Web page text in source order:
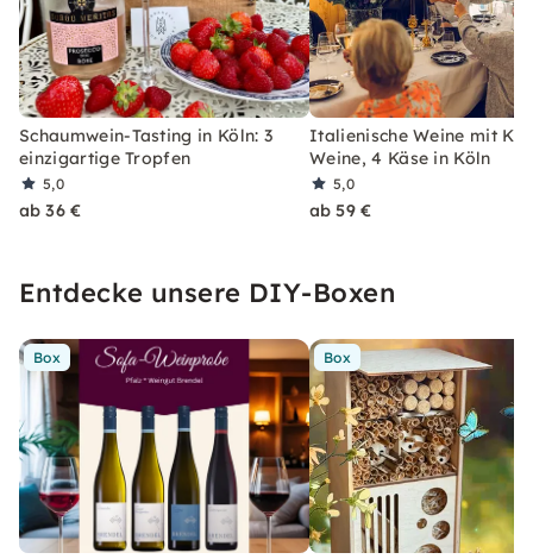
Schaumwein-Tasting in Köln: 3
einzigartige Tropfen
5,0
ab 36 €
Italienische Weine mit
Weine, 4 Käse in Köln
5,0
ab 59 €
Entdecke unsere DIY-Boxen
Box Box